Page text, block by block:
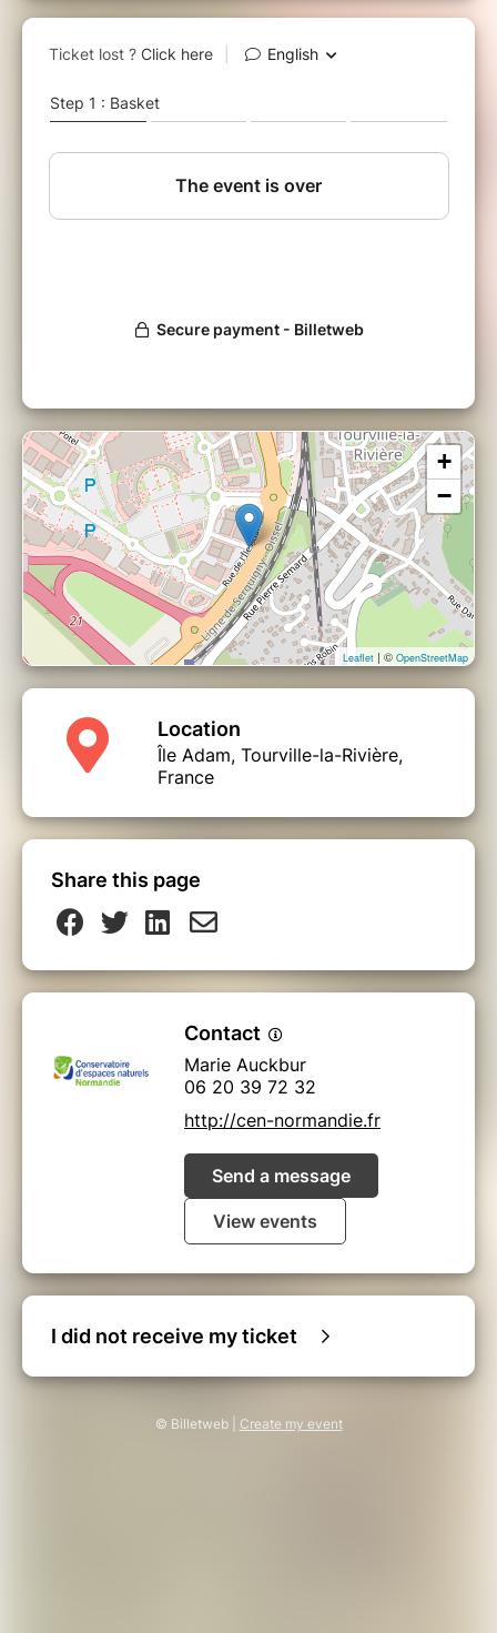
Horaires : 14h30 - 16h30
Informations pratiques :
Évènement
Équipez-vousde chaussures de
vous hydrater.
+
−
Leaflet | © OpenStreetMap
Location
Île Adam, Tourville-la-Rivière,
France
Share this page
Contact
Marie Auckbur
06 20 39 72 32
http://cen-normandie.fr
Send a message
View events
I did not receive my ticket
© Billetweb | Create my event